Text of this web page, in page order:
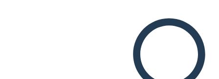
CREAR UN GUIÓN GRÁFICO
JUEGO DE DIAPOSITIVAS
LEERME